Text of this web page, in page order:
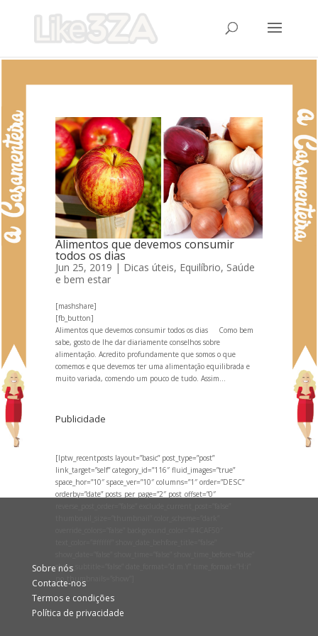
Alimentos que devemos consumir
todos os dias
Jun 25, 2019 | Dicas úteis, Equilíbrio, Saúde
e bem estar
[mashshare]
[fb_button]
Alimentos que devemos consumir todos os dias Como bem
sabe, gosto de lhe dar diariamente conselhos sobre
alimentação. Acredito profundamente que somos o que
comemos e que devemos ter uma alimentação equilibrada e
muito variada, comendo um pouco de tudo. Assim...
Publicidade
[lptw_recentposts layout=”basic” post_type=”post”
link_target=”self” category_id=”116″ fluid_images=”true”
space_hor=”10″ space_ver=”10″ columns=”1″ order=”DESC”
orderby=”date” posts_per_page=”2″ post_offset=”0″
show_subtitle=”false” date_format=”d.m.Y” time_format=”H:i”
no_thumbnails=”show”]
Sobre nós
Contacte-nos
Termos e condições
Política de privacidade